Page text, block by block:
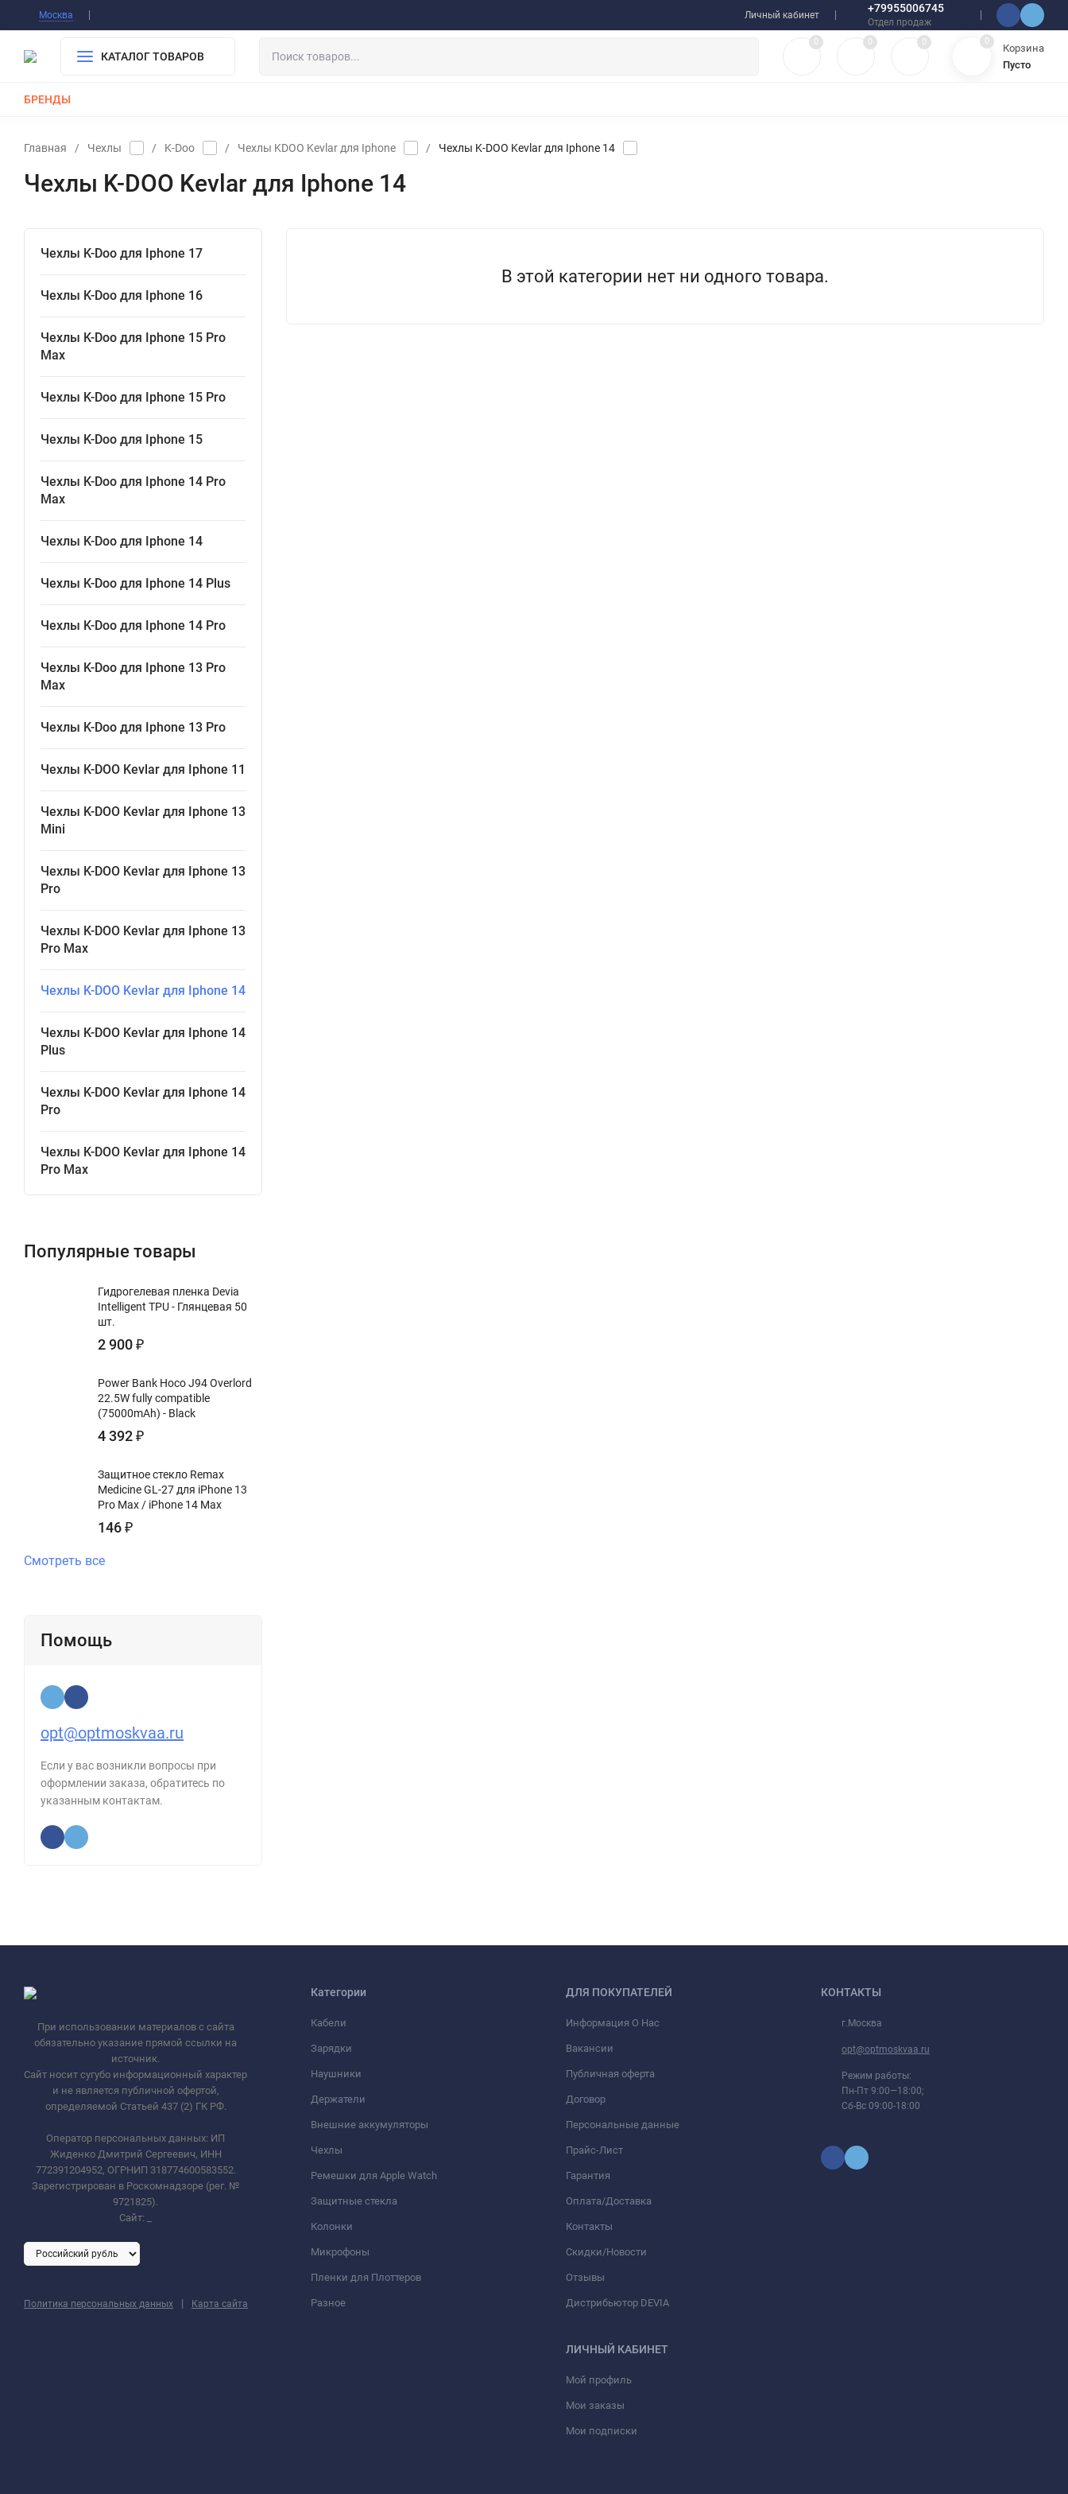
Москва Личный кабинет
+79955006745
Отдел продаж
КАТАЛОГ ТОВАРОВ
0 0 0 0
Корзина
Пусто
БРЕНДЫ
Главная / Чехлы / K-Doo / Чехлы KDOO Kevlar для Iphone / Чехлы K-DOO Kevlar для Iphone 14
Чехлы K-DOO Kevlar для Iphone 14
Чехлы K-Doo для Iphone 17
Чехлы K-Doo для Iphone 16
Чехлы K-Doo для Iphone 15 Pro
Max
Чехлы K-Doo для Iphone 15 Pro
Чехлы K-Doo для Iphone 15
Чехлы K-Doo для Iphone 14 Pro
Max
Чехлы K-Doo для Iphone 14
Чехлы K-Doo для Iphone 14 Plus
Чехлы K-Doo для Iphone 14 Pro
Чехлы K-Doo для Iphone 13 Pro
Max
Чехлы K-Doo для Iphone 13 Pro
Чехлы K-DOO Kevlar для Iphone 11
Чехлы K-DOO Kevlar для Iphone 13
Mini
Чехлы K-DOO Kevlar для Iphone 13
Pro
Чехлы K-DOO Kevlar для Iphone 13
Pro Max
Чехлы K-DOO Kevlar для Iphone 14
Чехлы K-DOO Kevlar для Iphone 14
Plus
Чехлы K-DOO Kevlar для Iphone 14
Pro
Чехлы K-DOO Kevlar для Iphone 14
Pro Max
Популярные товары
Гидрогелевая пленка Devia
Intelligent TPU - Глянцевая 50
шт.
2 900₽
Power Bank Hoco J94 Overlord
22.5W fully compatible
(75000mAh) - Black
4 392₽
Защитное стекло Remax
Medicine GL-27 для iPhone 13
Pro Max / iPhone 14 Max
146₽
Смотреть все
Помощь
opt@optmoskvaa.ru
Если у вас возникли вопросы при
оформлении заказа, обратитесь по
указанным контактам.
В этой категории нет ни одного товара.
При использовании материалов с сайта
обязательно указание прямой ссылки на
источник.
Сайт носит сугубо информационный характер
и не является публичной офертой,
определяемой Статьей 437 (2) ГК РФ.
Оператор персональных данных: ИП
Жиденко Дмитрий Сергеевич, ИНН
772391204952, ОГРНИП 318774600583552.
Зарегистрирован в Роскомнадзоре (рег. №
9721825).
Сайт:
Политика персональных данных | Карта сайта
Категории
Кабели
Зарядки
Наушники
Держатели
Внешние аккумуляторы
Чехлы
Ремешки для Apple Watch
Защитные стекла
Колонки
Микрофоны
Пленки для Плоттеров
Разное
ДЛЯ ПОКУПАТЕЛЕЙ
Информация О Нас
Вакансии
Публичная оферта
Договор
Персональные данные
Прайс-Лист
Гарантия
Оплата/Доставка
Контакты
Скидки/Новости
Отзывы
Дистрибьютор DEVIA
ЛИЧНЫЙ КАБИНЕТ
Мой профиль
Мои заказы
Мои подписки
КОНТАКТЫ
г.Москва
opt@optmoskvaa.ru
Режим работы:
Пн-Пт 9:00—18:00;
Сб-Вс 09:00-18:00